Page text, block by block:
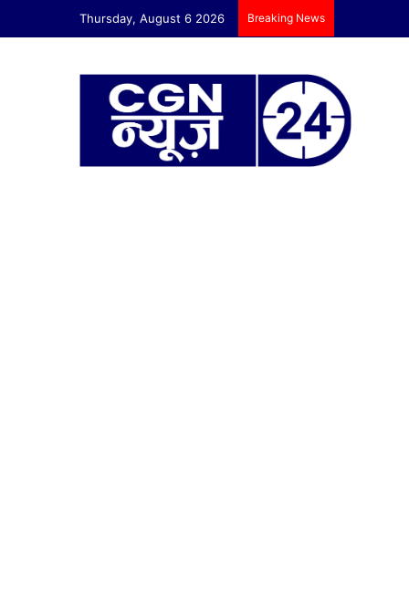
Thursday, August 6 2026 Breaking News